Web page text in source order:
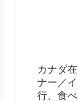
カナダ
ナー／
行、食